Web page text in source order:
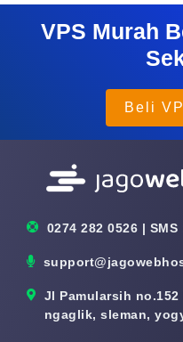
VPS Murah
Beli
0274 282 0526 |
Jl Pamularsih
ngaglik, sleman,